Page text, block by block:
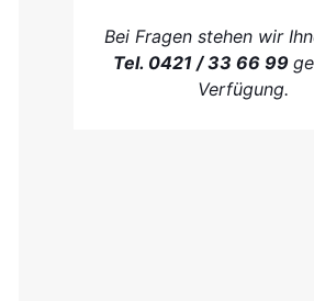
Bei Fragen stehen wir
Tel. 0421 / 33 66 99
Verfügung.